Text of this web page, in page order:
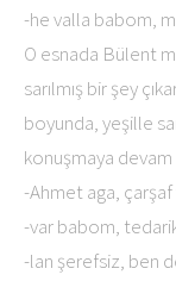
-he valla babom,
O esnada Bülent
sarılmış bir şey
boyunda, yeşille
konuşmaya
-Ahmet aga, çarşaf
-var babom,
-lan şerefsiz, ben